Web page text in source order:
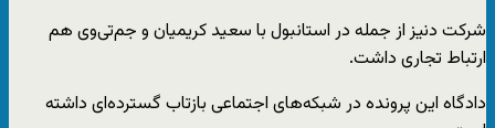
شرکت دنیز از جمله در استانبول با سعید کریمیان و جم‌تی‌وی هم
ارتباط تجاری داشت.
دادگاه این پرونده در شبکه‌های اجتماعی بازتاب گسترده‌ای داشته